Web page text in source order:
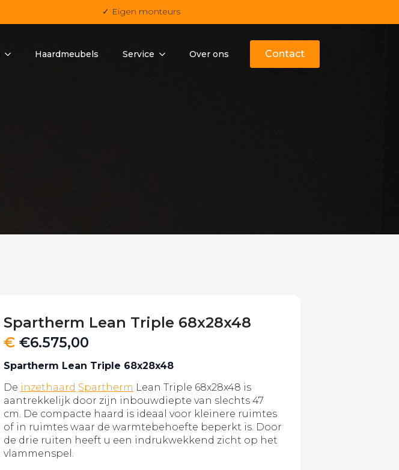
✓ Eigen monteurs
Haardmeubels Service Over ons Contact
Spartherm Lean Triple 68x28x48
€ €6.575,00
Spartherm Lean Triple 68x28x48
De inzethaard Spartherm Lean Triple 68x28x48 is
aantrekkelijk door zijn inbouwdiepte van slechts 47
cm. De compacte haard is ideaal voor kleinere ruimtes
of in ruimtes waar de warmtebehoefte beperkt is. Door
de drie ruiten heeft u een indrukwekkend zicht op het
vlammenspel.